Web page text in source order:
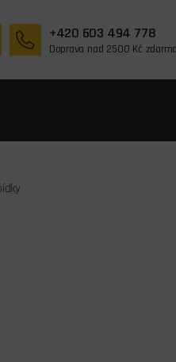
+420 603 494 778
Doprava nad 2500 Kč zdarma